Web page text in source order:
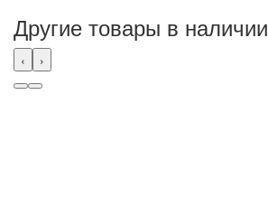
Другие товары в наличии
‹ ›